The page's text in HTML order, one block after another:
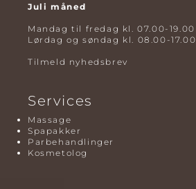
Juli måned
Mandag til fredag kl. 07.00-19.00
Lørdag og søndag kl. 08.00-17.00
Tilmeld nyhedsbrev
Services
Massage
Spapakker
Parbehandlinger
Kosmetolog